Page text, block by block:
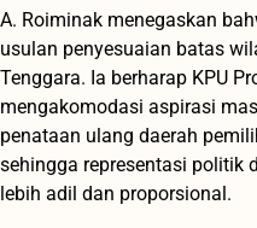
A. Roiminak menegaskan
usulan penyesuaian batas
Tenggara. Ia berharap KPU
mengakomodasi aspirasi
penataan ulang daerah
sehingga representasi politik
lebih adil dan proporsional.